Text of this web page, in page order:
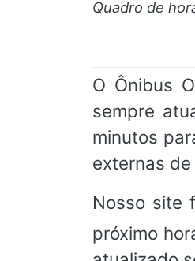
Quadro de
O Ônibus
sempre
minutos
externas
Nosso site
próximo